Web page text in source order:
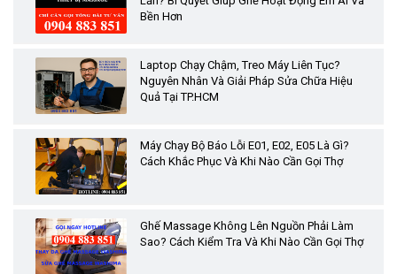
Bền Hơn
Laptop Chạy Chậm, Treo Máy Liên Tục?
Nguyên Nhân Và Giải Pháp Sửa Chữa Hiệu
Quả Tại TP.HCM
Máy Chạy Bộ Báo Lỗi E01, E02, E05 Là Gì?
Cách Khắc Phục Và Khi Nào Cần Gọi Thợ
Ghế Massage Không Lên Nguồn Phải Làm
Sao? Cách Kiểm Tra Và Khi Nào Cần Gọi Thợ